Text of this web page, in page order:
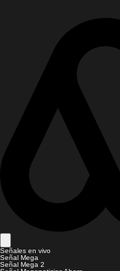
Señales en vivo
Señal Mega
Señal Mega 2